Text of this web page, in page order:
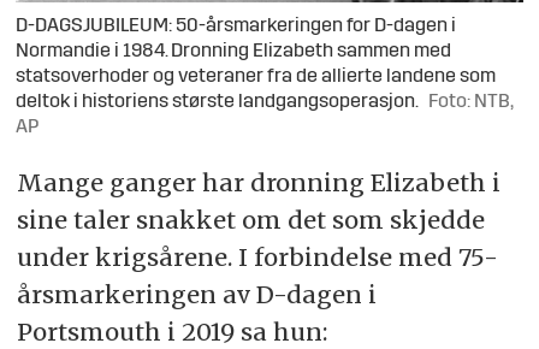
D-DAGSJUBILEUM: 50-årsmarkeringen for D-dagen i
Normandie i 1984. Dronning Elizabeth sammen med
statsoverhoder og veteraner fra de allierte landene som
deltok i historiens største landgangsoperasjon. Foto: NTB,
AP
Mange ganger har dronning Elizabeth i
sine taler snakket om det som skjedde
under krigsårene. I forbindelse med 75-
årsmarkeringen av D-dagen i
Portsmouth i 2019 sa hun: